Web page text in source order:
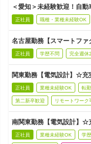
＜愛知＞未経験歓迎！自
正社員 職種・業種未経験OK
名古屋勤務【スマートフ
正社員 学歴不問 完全週休
関東勤務【電気設計】☆充
正社員 業種未経験OK 転
第二新卒歓迎 リモートワーク
南関東勤務【電気設計】☆
正社員 業種未経験OK 学